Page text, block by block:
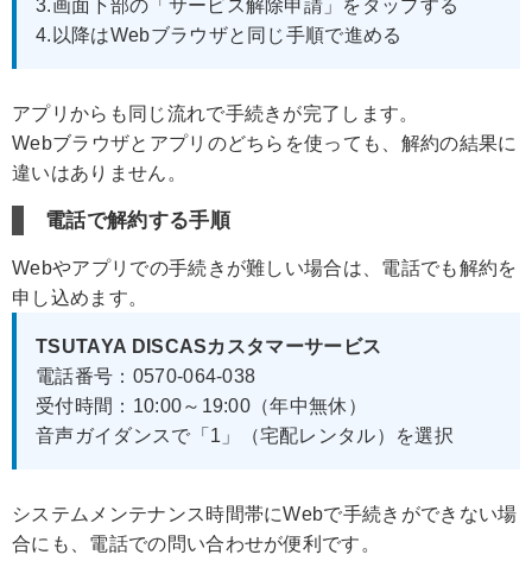
3.画面下部の「サービス解除申請」をタップする
4.以降はWebブラウザと同じ手順で進める
アプリからも同じ流れで手続きが完了します。
Webブラウザとアプリのどちらを使っても、解約の結果に
違いはありません。
電話で解約する手順
Webやアプリでの手続きが難しい場合は、電話でも解約を
申し込めます。
TSUTAYA DISCASカスタマーサービス
電話番号：0570-064-038
受付時間：10:00～19:00（年中無休）
音声ガイダンスで「1」（宅配レンタル）を選択
システムメンテナンス時間帯にWebで手続きができない場
合にも、電話での問い合わせが便利です。